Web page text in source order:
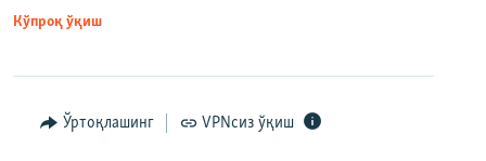
Кўпроқ ўқиш
Ўртоқлашинг VPNсиз ўқиш